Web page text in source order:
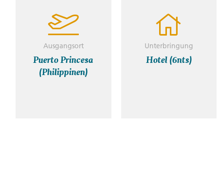
Ausgangsort
Puerto Princesa
(Philippinen)
Unterbringung
Hotel (6nts)